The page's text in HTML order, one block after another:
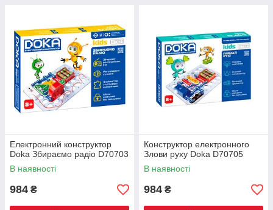
Електронний конструктор
Doka Збираємо радіо D70703
В наявності
984 ₴
Конструктор електронного
Злови руху Doka D70705
В наявності
984 ₴